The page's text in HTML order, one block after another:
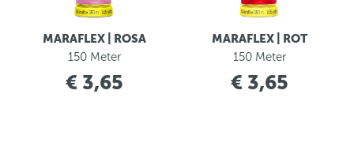
MARAFLEX | ROSA
150 Meter
€ 3,65
MARAFLEX | ROT
150 Meter
€ 3,65